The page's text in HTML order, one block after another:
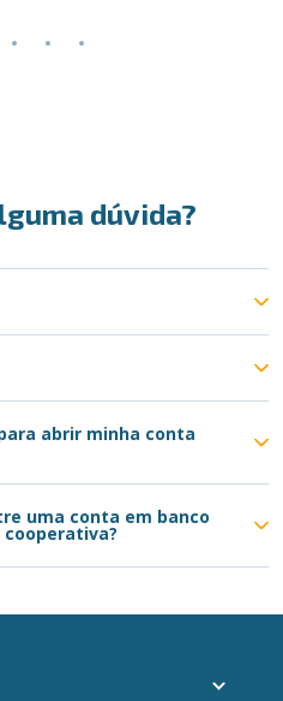
dúvida?
abrir minha conta
uma conta em banco